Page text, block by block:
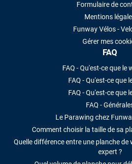
Formulaire de
Mentions
Funway Vélos -
Gérer mes
FAQ
FAQ - Qu'est-ce que le
FAQ - Qu'est-ce que
FAQ - Qu'est-ce que
FAQ -
Le Parawing chez
Comment choisir la taille de sa
Quelle différence entre une planche
expert ?